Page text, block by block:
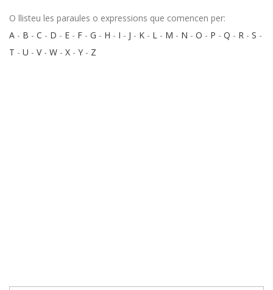
O llisteu les paraules o expressions que comencen per:
A - B - C - D - E - F - G - H - I - J - K - L - M - N - O - P - Q - R - S -
T - U - V- W - X - Y - Z